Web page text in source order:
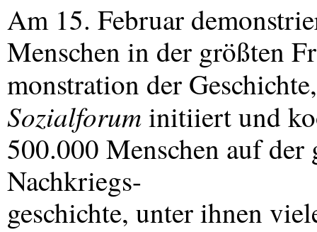
Am 15. Februar
Menschen in der größten
monstration der
Sozialforuminitiiert und
500.000 Menschen auf
Nachkriegs-
geschichte, unter ihnen